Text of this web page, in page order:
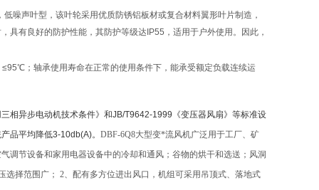
噪声叶型，该叶轮采用优质防锈铝板材或复合材料翼形叶片制造，
具有良好的防护性能，其防护等级达 IP55 ，适用于户外使用。因此，
≤95℃ ；轴承使用寿命在正常的使用条件下，能承受额定负载连续运
相异步电动机技术条件》和JB/T9642-1999《变压器风扇》等标准设
品平均降低3-10db(A)。 DBF-6Q8大型变*流风机广泛用于工厂、矿
调节设备和家用电器设备中的冷却和通风；谷物的烘干和选送；风洞
择范围广； 2、配有多方位进出风口，机组可采用吊顶式、落地式